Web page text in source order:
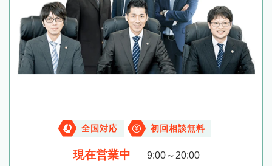
全国対応 初回相談無料
現在営業中 9:00～20:00